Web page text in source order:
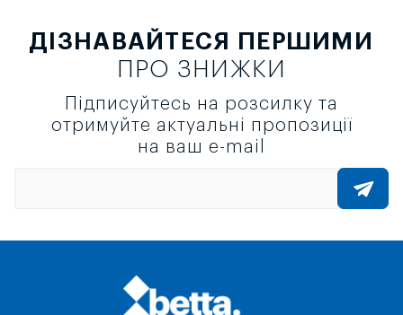
ДІЗНАВАЙТЕСЯ ПЕРШИМИ
ПРО ЗНИЖКИ
Підписуйтесь на розсилку та
отримуйте актуальні пропозиції
на ваш e-mail